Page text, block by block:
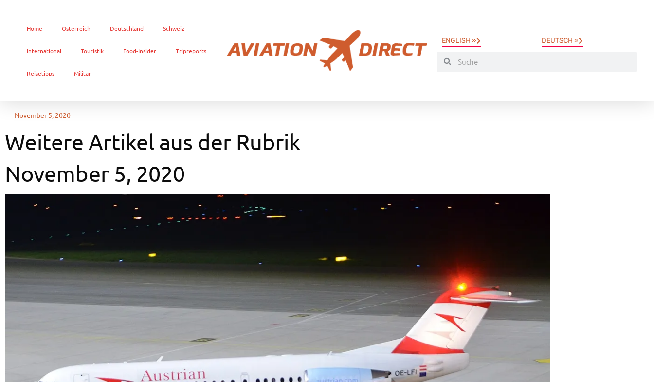
Home Österreich Deutschland Schweiz
International Touristik Food-Insider Tripreports
Reisetipps Militär
ENGLISH » DEUTSCH »
November 5, 2020
Weitere Artikel aus der Rubrik
November 5, 2020